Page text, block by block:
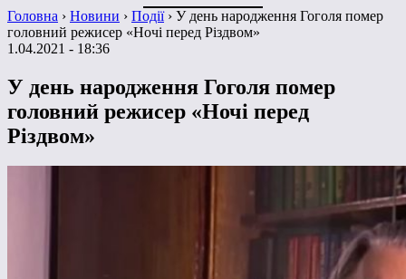
Головна › Новини › Події› У день народження Гоголя помер
головний режисер «Ночі перед Різдвом»
1.04.2021 - 18:36
У день народження Гоголя помер
головний режисер «Ночі перед
Різдвом»